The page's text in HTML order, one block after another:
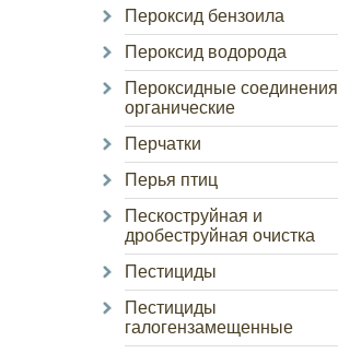
Пероксид бензоила
Пероксид водорода
Пероксидные соединения
органические
Перчатки
Перья птиц
Пескоструйная и
дробеструйная очистка
Пестициды
Пестициды
галогензамещенные